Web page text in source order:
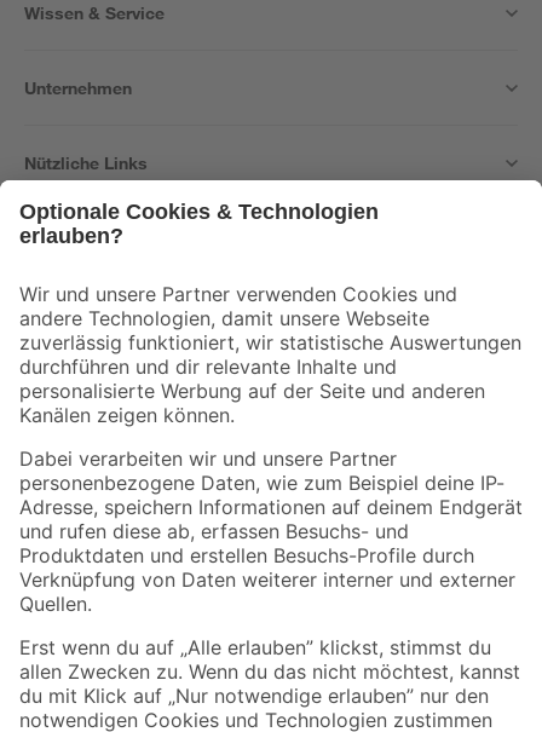
Wissen & Service
Unternehmen
Nützliche Links
Der toom Newsletter: Keine Angebote und Aktionen mehr verpassen!
Zur Newsletter Anmeldung
Folge uns
Zahlungsarten Versandarten
Sicher einkaufen
Jetzt die toom-App herunterladen